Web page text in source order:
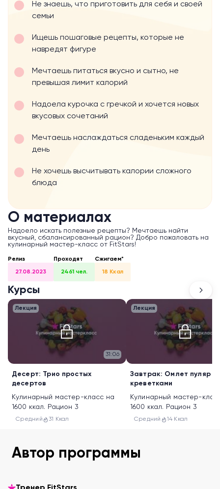
Не знаешь, что приготовить для себя и своей
семьи
Ищешь пошаговые рецепты, которые не
навредят фигуре
Мечтаешь питаться вкусно и сытно, не
превышая лимит калорий
Надоела курочка с гречкой и хочется новых
вкусовых сочетаний
Мечтаешь наслаждаться сладеньким каждый
день
Не хочешь высчитывать калории сложного
блюда
О материалах
Надоело искать полезные рецепты? Мечтаешь найти
вкусный, сбалансированный рацион? Добро пожаловать на
кулинарный мастер-класс от FitStars!
Релиз
27.08.2023
Проходят
2461 чел.
Сжигаем*
18 Ккал
Курсы
Лекция
31:06
Десерт: Трио простых
десертов
Кулинарный мастер-класс на
1600 ккал. Рацион 3
Средний 31 Ккал
Лекция
Завтрак: Омлет пуляр с
креветками
Кулинарный мастер-
1600 ккал. Рацион 3
Средний 14 Ккал
Автор программы